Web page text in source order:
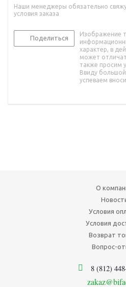
Наши менеджеры обязательно
условия заказа
Поделиться
Изображение
характер, в
может
также просим
Ввиду
успеваем
О
Условия
Условия
Возврат
Вопрос-
8 (812)